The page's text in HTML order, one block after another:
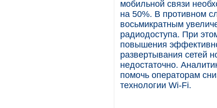
мобильной связи
на 50%. В противном
восьмикратным
радиодоступа. При
повышения
развертывания сетей
недостаточно.
помочь операторам
технологии Wi-Fi.